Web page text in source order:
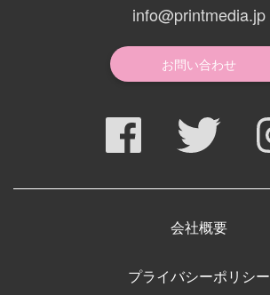
info@printmedia.jp
お問い合わせ
会社概要
プライバシーポリシー